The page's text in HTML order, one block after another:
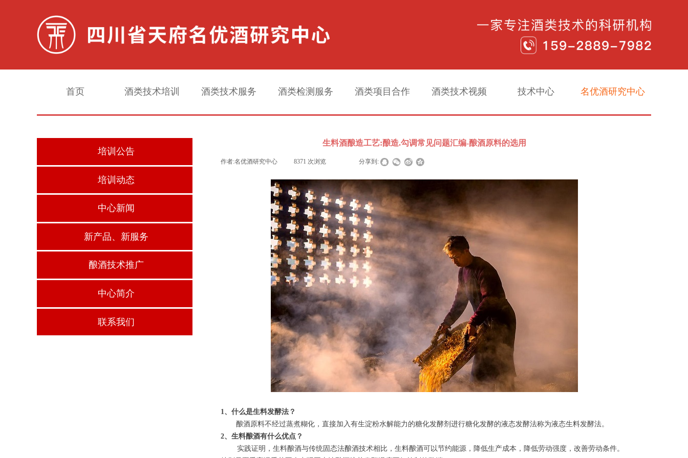
首页 酒类技术培训 酒类技术服务 酒类检测服务 酒类项目合作 酒类技术视频 技术中心 名优酒研究中心
生料酒酿造工艺:酿造.勾调常见问题汇编-酿酒原料的选用
作者:名优酒研究中心 8371 次浏览 分享到:
1、什么是生料发酵法？
酿酒原料不经过蒸煮糊化，直接加入有生淀粉水解能力的糖化发酵剂进行糖化发酵的液态发酵法称为液态生料发酵法。
2、生料酿酒有什么优点？
实践证明，生料酿酒与传统固态法酿酒技术相比，生料酿酒可以节约能源，降低生产成本，降低劳动强度，改善劳动条件。
培训公告
培训动态
中心新闻
新产品、新服务
酿酒技术推广
中心简介
联系我们